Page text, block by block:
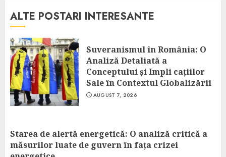
ALTE POSTARI INTERESANTE
Suveranismul în România: O
Analiză Detaliată a
Conceptului și Impli cațiilor
Sale în Contextul Globalizării
AUGUST 7, 2026
Starea de alertă energetică: O analiză critică a
măsurilor luate de guvern în fața crizei